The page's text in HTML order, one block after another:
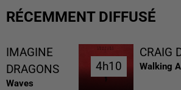
RÉCEMMENT DIFFUSÉ
IMAGINE
DRAGONS
Waves
4h10
4h10
CRAIG
Walking